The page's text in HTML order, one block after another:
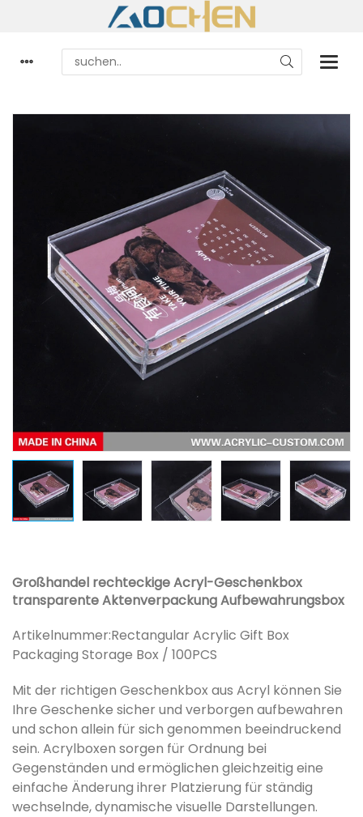
Großhandel rechteckige Acryl-Geschenkbox
transparente Aktenverpackung Aufbewahrungsbox
Artikelnummer:Rectangular Acrylic Gift Box
Packaging Storage Box / 100PCS
Mit der richtigen Geschenkbox aus Acryl können Sie
Ihre Geschenke sicher und verborgen aufbewahren
und schon allein für sich genommen beeindruckend
sein. Acrylboxen sorgen für Ordnung bei
Gegenständen und ermöglichen gleichzeitig eine
einfache Änderung ihrer Platzierung für ständig
wechselnde, dynamische visuelle Darstellungen.